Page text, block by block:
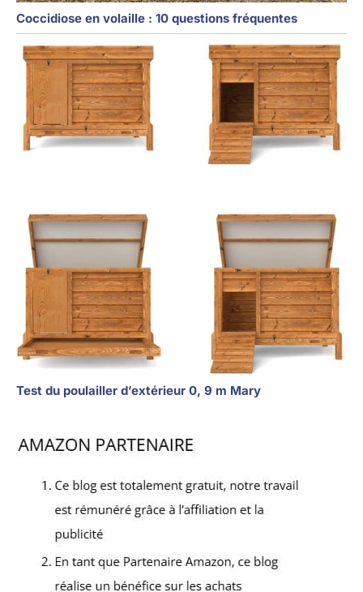
Coccidiose en volaille : 10 questions fréquentes
Test du poulailler d’extérieur 0, 9 m Mary